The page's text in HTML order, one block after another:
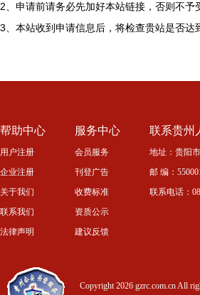
2、申请前请务必先加好本站链接，否则不予
3、本站收到申请信息后，将检查贵站是否
帮助中心
用户注册
企业注册
关于我们
联系我们
法律声明
服务中心
会员服务
刊登广告
收费标准
资质公示
建议反馈
联系贵州
地址：贵阳
邮 编：
联系电话：
Copyright 2026 gzrc.com.cn All